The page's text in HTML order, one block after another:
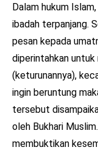
Dalam hukum
ibadah terpanjang.
pesan kepada
diperintahkan untuk
(keturunannya),
ingin beruntung
tersebut
oleh Bukhari
membuktikan